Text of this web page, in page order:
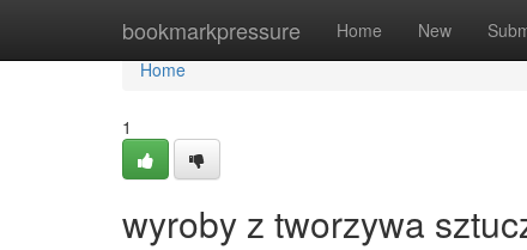
bookmarkpressure Home New
Home
Home
1
wyroby z tworzywa